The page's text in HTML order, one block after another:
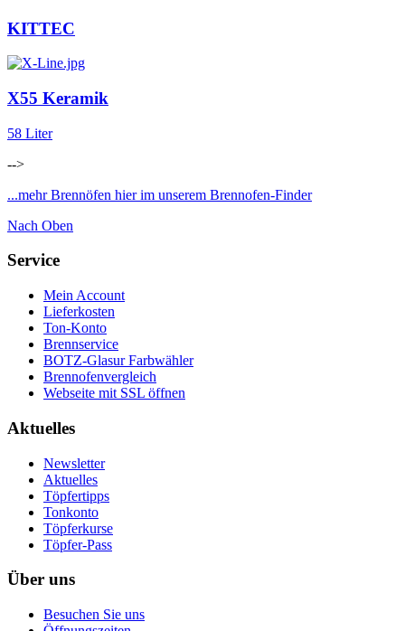
KITTEC
X55 Keramik
58 Liter
-->
...mehr Brennöfen hier im unserem Brennofen-Finder
Nach Oben
Service
Mein Account
Lieferkosten
Ton-Konto
Brennservice
BOTZ-Glasur Farbwähler
Brennofenvergleich
Webseite mit SSL öffnen
Aktuelles
Newsletter
Aktuelles
Töpfertipps
Tonkonto
Töpferkurse
Töpfer-Pass
Über uns
Besuchen Sie uns